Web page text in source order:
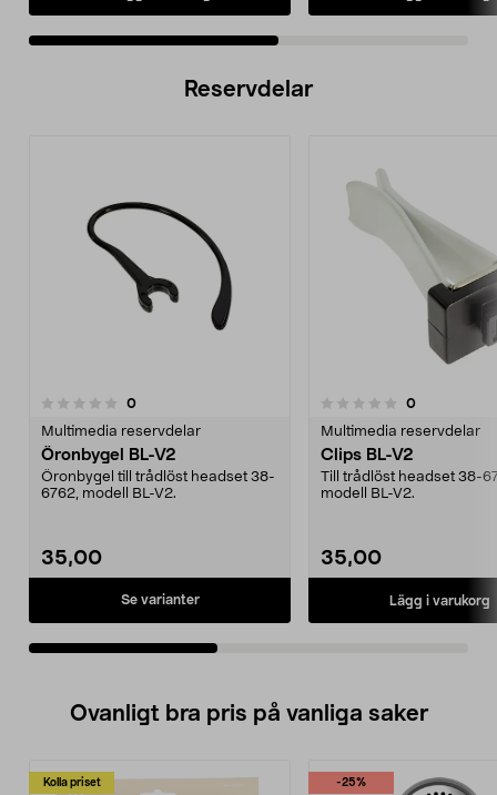
Reservdelar
0recensioner
Multimedia reservdelar
Öronbygel BL-V2
Öronbygel till trådlöst headset 38-
6762, modell BL-V2.
35,00
Se varianter
0.0 av 5 stjärnor 0recensioner
Multimedia reservdelar
Clips BL-V2
Till trådlöst headset 38-
modell BL-V2.
35,00
Lägg i varukorg
0.0av 5 stjärnor
Ovanligt bra pris på vanliga saker
Kolla priset -25%